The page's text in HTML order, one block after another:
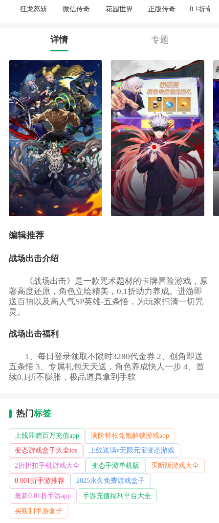
狂龙怒斩 微信传奇 花园世界 正版传奇 0.1折专区
详情 专题
编辑推荐
战场出击介绍
《战场出击》是一款咒术题材的卡牌冒险游戏，原
著高度还原，角色立绘精美，0.1折助力养成。进游即
送百抽以及高人气SP英雄-五条悟，为玩家扫清一切咒
灵。
战场出击福利
1、每日登录领取不限时3280代金券 2、创角即送
五条悟 3、专属礼包天天送，角色养成快人一步 4、首
续0.1折不膨胀，极品道具拿到手软
热门标签
上线即赠百万充值app
满阶特权免氪解锁游戏app
变态游戏盒子大全ios
上线送满v无限元宝变态游戏
2折折扣手机游戏大全
变态手游单机版
买断版游戏大全
0.001折手游推荐
2025永久免费游戏盒子
最新0.01折手游app
手游充值福利平台大全
买断制手游盒子